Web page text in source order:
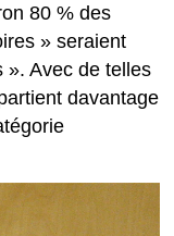
80 % des
» seraient
». Avec de telles
davantage